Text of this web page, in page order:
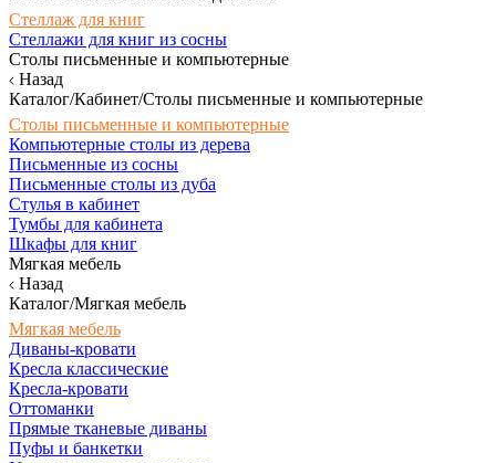
Стеллаж для книг
Стеллажи для книг из сосны
Столы письменные и компьютерные
Назад
Каталог/Кабинет/Столы письменные и компьютерные
Столы письменные и компьютерные
Компьютерные столы из дерева
Письменные из сосны
Письменные столы из дуба
Стулья в кабинет
Тумбы для кабинета
Шкафы для книг
Мягкая мебель
Назад
Каталог/Мягкая мебель
Мягкая мебель
Диваны-кровати
Кресла классические
Кресла-кровати
Оттоманки
Прямые тканевые диваны
Пуфы и банкетки